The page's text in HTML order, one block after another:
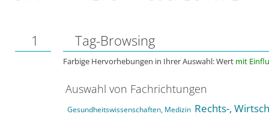
1 Tag-Browsing
Farbige Hervorhebungen in Ihrer Auswahl: Wert mit
Auswahl von Fachrichtungen
Gesundheitswissenschaften, Medizin Rechts-,